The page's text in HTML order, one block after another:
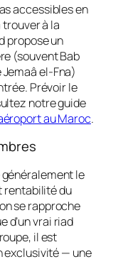
accessibles en
à la
propose un
(souvent Bab
Jemaâ el-Fna)
Prévoir le
notre guide
au Maroc.
le
rentabilité du
se rapproche
d’un vrai riad
il est
exclusivité — une